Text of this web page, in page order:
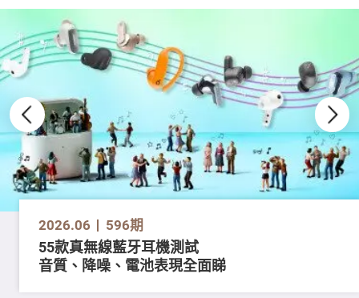
2026.06 596期
55款真無線藍牙耳機測試
音質、降噪、電池表現全面睇